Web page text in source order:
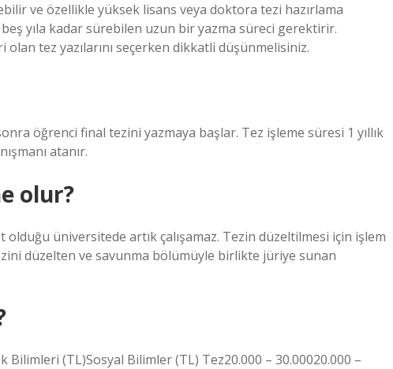
ve özellikle yüksek lisans veya doktora tezi hazırlama
yıla kadar sürebilen uzun bir yazma süreci gerektirir.
tez yazılarını seçerken dikkatli düşünmelisiniz.
öğrenci final tezini yazmaya başlar. Tez işleme süresi 1 yıllık
atanır.
olur?
üniversitede artık çalışamaz. Tezin düzeltilmesi için işlem
düzelten ve savunma bölümüyle birlikte jüriye sunan
Bilimleri (TL)Sosyal Bilimler (TL) Tez20.000 – 30.00020.000 –